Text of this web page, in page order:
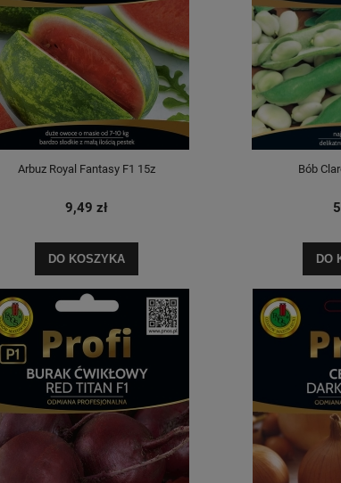
Arbuz Royal Fantasy F1 15z
9,49 zł
DO KOSZYKA
Bób
DO